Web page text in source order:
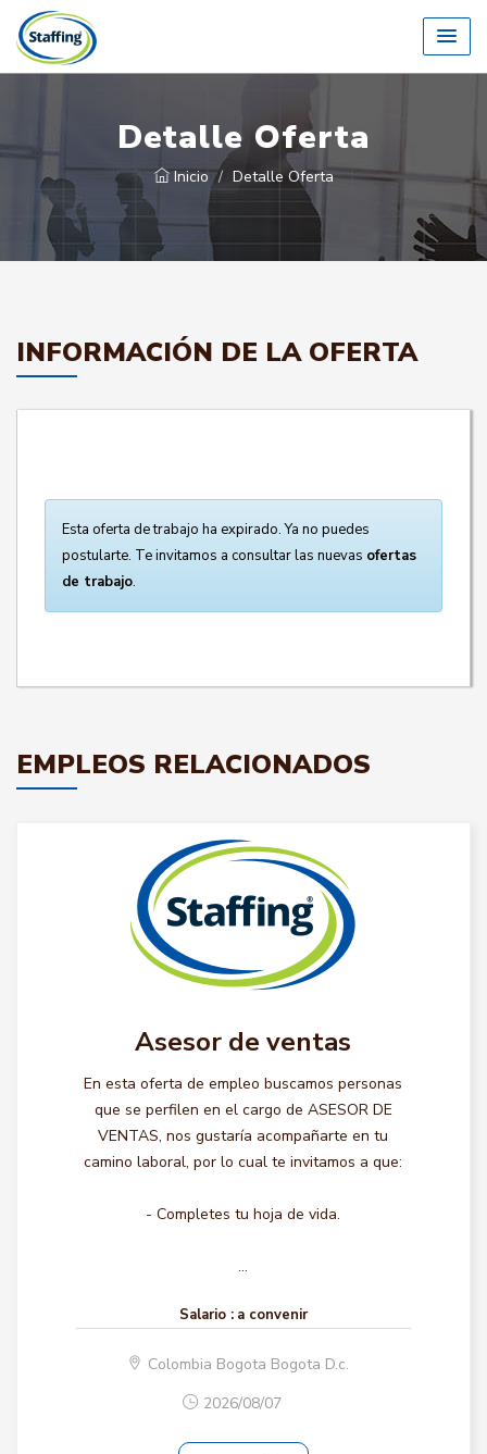
Detalle Oferta
Inicio Detalle Oferta
INFORMACIÓN DE LA OFERTA
Esta oferta de trabajo ha expirado. Ya no puedes
postularte. Te invitamos a consultar las nuevas ofertas
de trabajo.
EMPLEOS RELACIONADOS
Asesor de ventas
En esta oferta de empleo buscamos personas
que se perfilen en el cargo de ASESOR DE
VENTAS, nos gustaría acompañarte en tu
camino laboral, por lo cual te invitamos a que:
- Completes tu hoja de vida.
...
Salario : a convenir
Colombia Bogota Bogota D.c.
2026/08/07